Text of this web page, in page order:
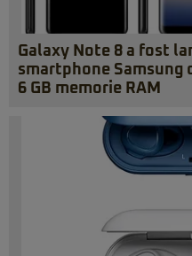
Galaxy Note 8 a fost
smartphone Samsung
6 GB memorie RAM